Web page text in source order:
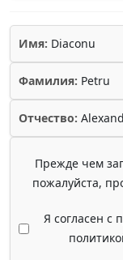
Имя: Diaconu
Фамилия: Petru
Отчество:
Прежде чем
пожалуйста,
Я согласен с